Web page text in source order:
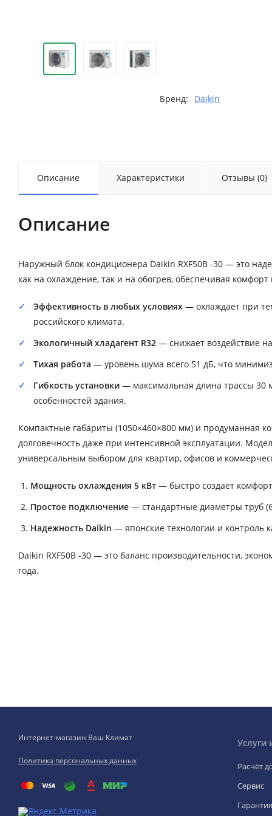
Бренд: Daikin
Описание Характеристики Отзывы (0)
Описание
Наружный блок кондиционера Daikin RXF50B -30 — это
как на охлаждение, так и на обогрев, обеспечивая
Эффективность в любых условиях — охлаждает при
российского климата.
Экологичный хладагент R32 — снижает воздействие
Тихая работа — уровень шума всего 51 дБ, что
Гибкость установки — максимальная длина трассы 30
особенностей здания.
Компактные габариты (1050×460×800 мм) и продуманная
долговечность даже при интенсивной эксплуатации.
универсальным выбором для квартир, офисов и
Мощность охлаждения 5 кВт — быстро создает
Простое подключение — стандартные диаметры труб
Надежность Daikin — японские технологии и контроль
Daikin RXF50B -30 — это баланс производительности,
года.
Интернет-магазин Ваш Климат
Политика персональных данных
Услуги
Расчёт
Сервис
Гарантия